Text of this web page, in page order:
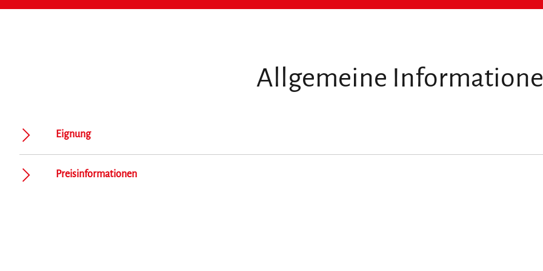
Allgemeine
Eignung
Preisinformationen